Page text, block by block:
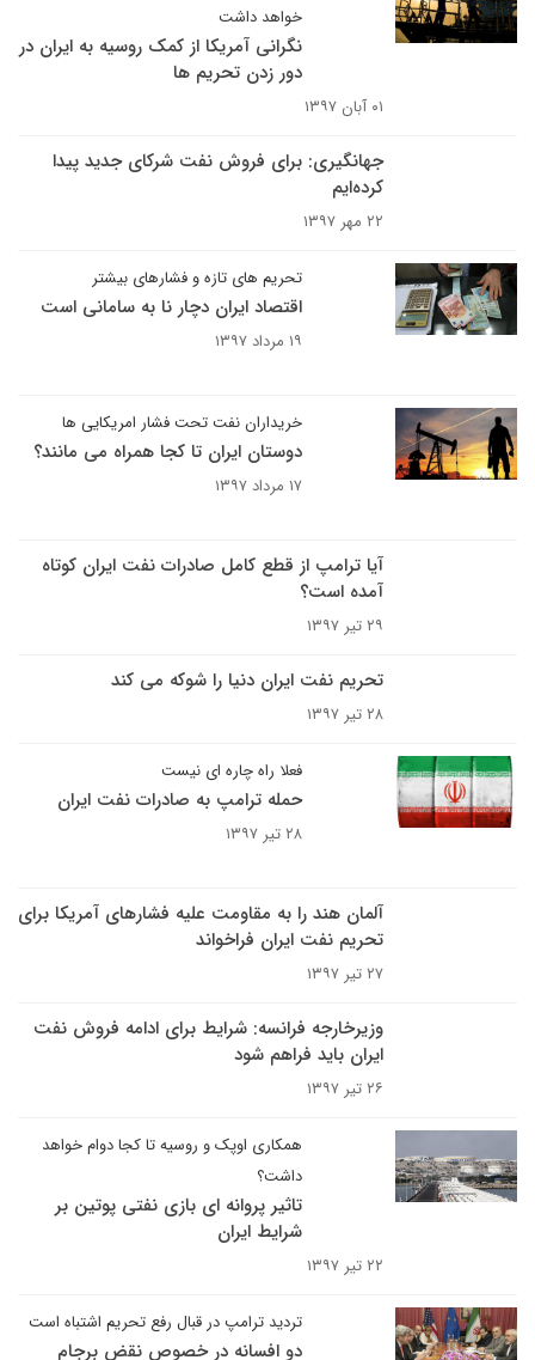
خواهد داشت
نگرانی آمریکا از کمک روسیه به ایران در
دور زدن تحریم ها
۰۱ آبان ۱۳۹۷
جهانگیری: برای فروش نفت شرکای جدید پیدا
کرده‌ایم
۲۲ مهر ۱۳۹۷
تحریم های تازه و فشارهای بیشتر
اقتصاد ایران دچار نا به سامانی است
۱۹ مرداد ۱۳۹۷
خریداران نفت تحت فشار امریکایی ها
دوستان ایران تا کجا همراه می مانند؟
۱۷ مرداد ۱۳۹۷
آیا ترامپ از قطع کامل صادرات نفت ایران کوتاه
آمده است؟
۲۹ تیر ۱۳۹۷
تحریم نفت ایران دنیا را شوکه می کند
۲۸ تیر ۱۳۹۷
فعلا راه چاره ای نیست
حمله ترامپ به صادرات نفت ایران
۲۸ تیر ۱۳۹۷
آلمان هند را به مقاومت علیه فشارهای آمریکا برای
تحریم نفت ایران فراخواند
۲۷ تیر ۱۳۹۷
وزیرخارجه فرانسه: شرایط برای ادامه فروش نفت
ایران باید فراهم شود
۲۶ تیر ۱۳۹۷
همکاری اوپک و روسیه تا کجا دوام خواهد
داشت؟
تاثیر پروانه ای بازی نفتی پوتین بر
شرایط ایران
۲۲ تیر ۱۳۹۷
تردید ترامپ در قبال رفع تحریم اشتباه است
دو افسانه در خصوص نقض برجام